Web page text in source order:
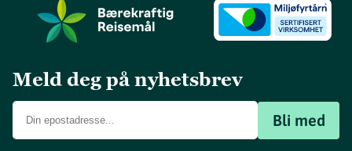
Meld deg på nyhetsbrev
Bli med